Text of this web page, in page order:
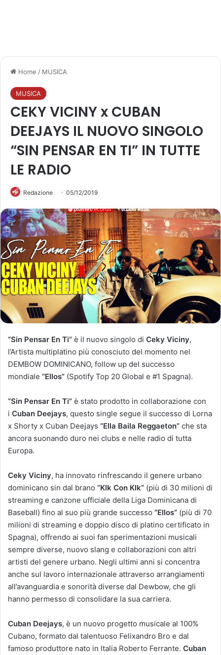
Home / MUSICA
MUSICA
CEKY VICINY x CUBAN
DEEJAYS IL NUOVO SINGOLO
“SIN PENSAR EN TI” IN TUTTE
LE RADIO
Redazione 05/12/2019
“Sin Pensar En Ti” è il nuovo singolo di Ceky Viciny,
l’Artista multiplatino più conosciuto del momento nel
DEMBOW DOMINICANO, follow up del successo
mondiale “Ellos” (Spotify Top 20 Global e #1 Spagna).
“Sin Pensar En Ti” è stato prodotto in collaborazione con
i Cuban Deejays, questo single segue il successo di Lorna
x Shorty x Cuban Deejays “Ella Baila Reggaeton” che sta
ancora suonando duro nei clubs e nelle radio di tutta
Europa.
Ceky Viciny, ha innovato rinfrescando il genere urbano
dominicano sin dal brano “Klk Con Klk” (più di 30 milioni di
streaming e canzone ufficiale della Liga Dominicana di
Baseball) fino al suo più grande successo “Ellos” (più di 70
milioni di streaming e doppio disco di platino certificato in
Spagna), offrendo ai suoi fan sperimentazioni musicali
sempre diverse, nuovo slang e collaborazioni con altri
artisti del genere urbano. Negli ultimi anni si concentra
anche sul lavoro internazionale attraverso arrangiamenti
all’avanguardia e sonorità diverse dal Dewbow, che gli
hanno permesso di consolidare la sua carriera.
Cuban Deejays, è un nuovo progetto musicale al 100%
Cubano, formato dal talentuoso Felixandro Bro e dal
famoso produttore nato in Italia Roberto Ferrante. Cuban